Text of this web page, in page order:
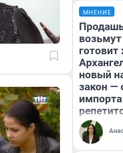
МНЕНИЕ
новый
закон —